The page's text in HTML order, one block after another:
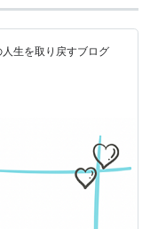
生を取り戻すブログ